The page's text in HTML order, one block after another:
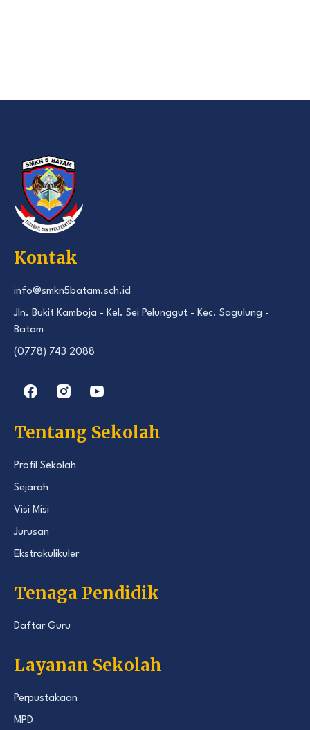
Kontak
info@smkn5batam.sch.id
Jln. Bukit Kamboja - Kel. Sei Pelunggut - Kec. Sagulung -
Batam
(0778) 743 2088
Tentang Sekolah
Profil Sekolah
Sejarah
Visi Misi
Jurusan
Ekstrakulikuler
Tenaga Pendidik
Daftar Guru
Layanan Sekolah
Perpustakaan
MPD